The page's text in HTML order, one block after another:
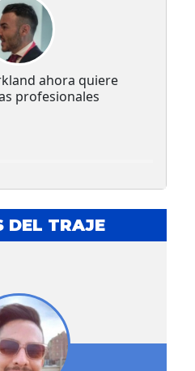
ahora quiere
profesionales
DEL TRAJE